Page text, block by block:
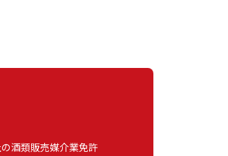
酒類販売媒介業免許